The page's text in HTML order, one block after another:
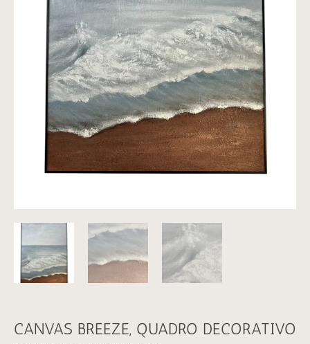
CANVAS BREEZE, QUADRO DECORATIVO